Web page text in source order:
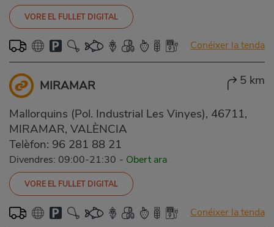
VORE EL FULLET DIGITAL
Conéixer la tenda
MIRAMAR 5 km
Mallorquins (Pol. Industrial Les Vinyes), 46711,
MIRAMAR, VALÈNCIA
Telèfon: 96 281 88 21
Divendres: 09:00-21:30 - Obert ara
VORE EL FULLET DIGITAL
Conéixer la tenda